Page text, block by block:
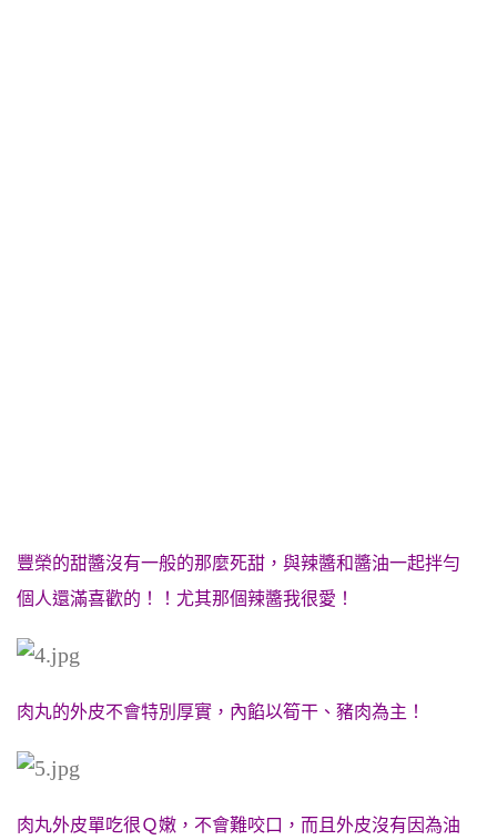
豐榮的甜醬沒有一般的那麼死甜，與辣醬和醬油一起拌勻
個人還滿喜歡的！！尤其那個辣醬我很愛！
肉丸的外皮不會特別厚實，內餡以筍干、豬肉為主！
肉丸外皮單吃很Ｑ嫩，不會難咬口，而且外皮沒有因為油